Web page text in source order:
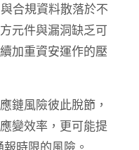
合規資料散落於不
元件與漏洞缺乏可
加重資安運作的壓
鏈風險彼此脫節，
變效率，更可能提